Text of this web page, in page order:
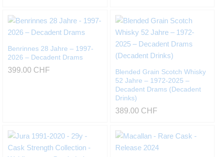
Benrinnes 28 Jahre – 1997-
2026 – Decadent Drams
399.00 CHF
Blended Grain Scotch Whisky
52 Jahre – 1972-2025 –
Decadent Drams (Decadent
Drinks)
389.00 CHF